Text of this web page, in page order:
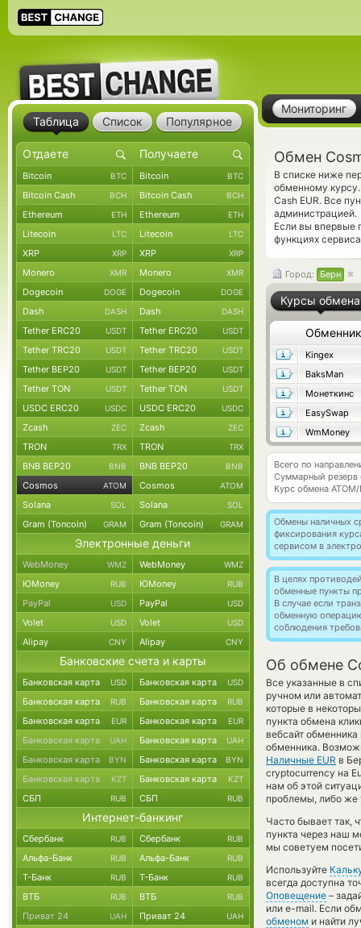
Мониторинг
Обмен
В списке ниже
обменному
Cash EUR. Все
администрацией.
Если вы впервые
функциях
Город: Берн
Курсы обмена
Обменник
Kingex
BaksMan
Монеткинс
EasySwap
WmMoney
Всего по
Суммарный резерв
Курс обмена ATOM/
Обмены наличных
фиксирования
сервисом в
В целях
обменные пункты
В случае если
обменную
соблюдения
Об обмене
Все указанные в
ручном или
которые в
пункта обмена
вебсайт
обменника.
Наличные EUR в
cryptocurrency на
нам об этой
проблемы, либо же
Часто бывает так,
пункта через наш
мы советуем
Используйте
всегда доступна
Оповещение –
или e-mail. Если
обменом и найти
Таблица Список Популярное
Bitcoin BTC Bitcoin BTC
Bitcoin Cash BCH Bitcoin Cash BCH
Ethereum ETH Ethereum ETH
Litecoin LTC Litecoin LTC
XRP XRP XRP XRP
Monero XMR Monero XMR
Dogecoin DOGE Dogecoin DOGE
Dash DASH Dash DASH
Tether ERC20 USDT Tether ERC20 USDT
Tether TRC20 USDT Tether TRC20 USDT
Tether BEP20 USDT Tether BEP20 USDT
Tether TON USDT Tether TON USDT
USDC ERC20 USDC USDC ERC20 USDC
Zcash ZEC Zcash ZEC
TRON TRX TRON TRX
BNB BEP20 BNB BNB BEP20 BNB
Cosmos ATOM Cosmos ATOM
Solana SOL Solana SOL
Gram (Toncoin) GRAM Gram (Toncoin) GRAM
Электронные деньги
WebMoney WMZ WebMoney WMZ
ЮMoney RUB ЮMoney RUB
PayPal USD PayPal USD
Volet USD Volet USD
Alipay CNY Alipay CNY
Банковские счета и карты
Банковская карта USD Банковская карта USD
Банковская карта RUB Банковская карта RUB
Банковская карта EUR Банковская карта EUR
Банковская карта UAH Банковская карта UAH
Банковская карта BYN Банковская карта BYN
Банковская карта KZT Банковская карта KZT
СБП RUB СБП RUB
Интернет-банкинг
Сбербанк RUB Сбербанк RUB
Альфа-Банк RUB Альфа-Банк RUB
Т-Банк RUB Т-Банк RUB
ВТБ RUB ВТБ RUB
Приват 24 UAH Приват 24 UAH